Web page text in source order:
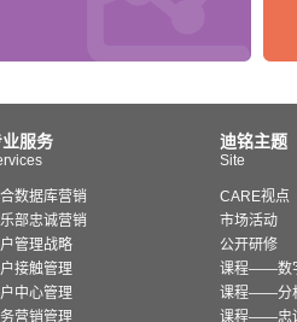
服务
数据库营销
部忠诚营销
管理战略
接触管理
中心管理
营销管理
迪铭主题
Site
CARE视点
市场活动
公开研修
课程——数
课程——分
课程——忠